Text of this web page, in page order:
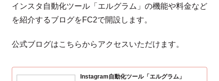
インスタ自動化ツール「エルグラム」の機能や料金など
を紹介するブログをFC2で開設します。
公式ブログはこちらからアクセスいただけます。
Instagram自動化ツール「エルグラム」